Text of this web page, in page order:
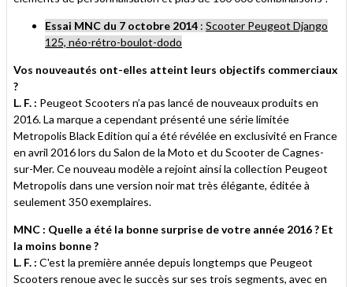
Essai MNC du 7 octobre 2014 : Scooter Peugeot Django
125, néo-rétro-boulot-dodo
Vos nouveautés ont-elles atteint leurs objectifs commerciaux
?
L. F. : Peugeot Scooters n’a pas lancé de nouveaux produits en
2016. La marque a cependant présenté une série limitée
Metropolis Black Edition qui a été révélée en exclusivité en France
en avril 2016 lors du Salon de la Moto et du Scooter de Cagnes-
sur-Mer. Ce nouveau modèle a rejoint ainsi la collection Peugeot
Metropolis dans une version noir mat très élégante, éditée à
seulement 350 exemplaires.
MNC : Quelle a été la bonne surprise de votre année 2016 ? Et
la moins bonne ?
L. F. : C'est la première année depuis longtemps que Peugeot
Scooters renoue avec le succès sur ses trois segments, avec en